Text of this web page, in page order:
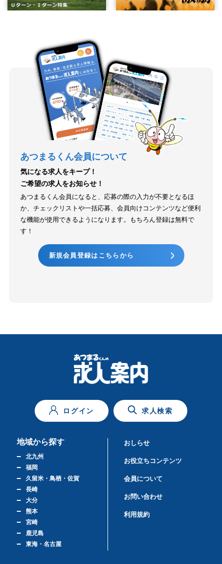
あつまるくん会員について
気になる求人をキープ！
ご希望の求人をお知らせ！
あつまるくん会員になると、応募の際の入力が不要となるほ
か、チェックリストや一括応募、会員向けコンテンツなど便利
な機能が使用できるようになります。もちろん登録は無料で
す！
新規会員登録はこちらから
ログイン 求人検索
地域から探す
北九州
福岡
久留米・鳥栖・佐賀
長崎
大分
熊本
宮崎
鹿児島
東海・名古屋
おしらせ
お役立ちコンテンツ
会員について
お問い合わせ
利用規約